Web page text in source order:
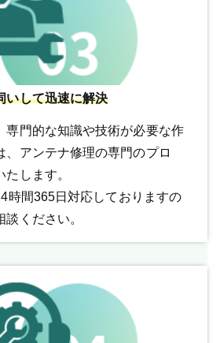
いして迅速に解決
専門的な知識や技術が必要な作
、アンテナ修理の専門のプロ
します。
時間365日対応しておりますの
ください。